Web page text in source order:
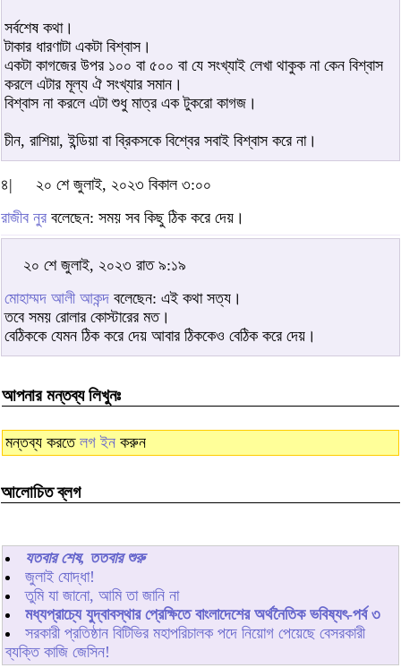
সর্বশেষ কথা।
টাকার ধারণাটা একটা বিশ্বাস।
একটা কাগজের উপর ১০০ বা ৫০০ বা যে সংখ্যাই লেখা থাকুক না কেন বিশ্বাস
করলে এটার মূল্য ঐ সংখ্যার সমান।
বিশ্বাস না করলে এটা শুধু মাত্র এক টুকরো কাগজ।
চীন, রাশিয়া, ইন্ডিয়া বা ব্রিকসকে বিশ্বের সবাই বিশ্বাস করে না।
৪|
২০ শে জুলাই, ২০২৩ বিকাল ৩:০০
রাজীব নুর বলেছেন: সময় সব কিছু ঠিক করে দেয়।
২০ শে জুলাই, ২০২৩ রাত ৯:১৯
মোহাম্মদ আলী আকন্দ বলেছেন: এই কথা সত্য।
তবে সময় রোলার কোস্টারের মত।
বেঠিককে যেমন ঠিক করে দেয় আবার ঠিককেও বেঠিক করে দেয়।
আপনার মন্তব্য লিখুনঃ
মন্তব্য করতে লগ ইন করুন
আলোচিত ব্লগ
যতবার শেষ, ততবার শুরু
জুলাই যোদ্ধা!
তুমি যা জানো, আমি তা জানি না
মধ্যপ্রাচ্যে যুদ্বাবস্থার প্রেক্ষিতে বাংলাদেশের অর্থনৈতিক ভবিষ্যৎ-পর্ব ৩
সরকারী প্রতিষ্ঠান বিটিভির মহাপরিচালক পদে নিয়োগ পেয়েছে বেসরকারী
ব্যক্তি কাজি জেসিন!